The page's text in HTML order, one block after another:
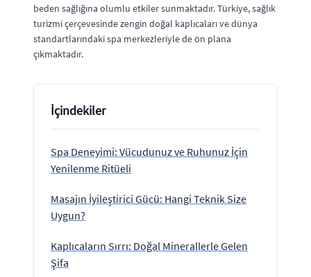
beden sağlığına olumlu etkiler sunmaktadır. Türkiye, sağlık
turizmi çerçevesinde zengin doğal kaplıcaları ve dünya
standartlarındaki spa merkezleriyle de ön plana
çıkmaktadır.
İçindekiler
Spa Deneyimi: Vücudunuz ve Ruhunuz İçin
Yenilenme Ritüeli
Masajın İyileştirici Gücü: Hangi Teknik Size
Uygun?
Kaplıcaların Sırrı: Doğal Minerallerle Gelen
Şifa